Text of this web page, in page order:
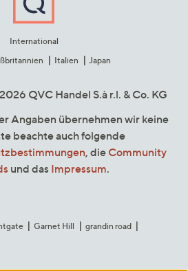
International
Italien Japan
QVC Handel S.à r.l. & Co. KG
Angaben übernehmen wir keine
beachte auch folgende
, die Community
und das Impressum.
Garnet Hill
grandin road